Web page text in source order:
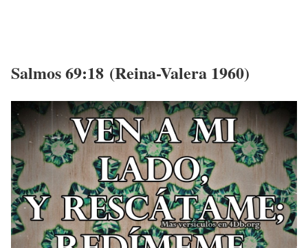
Salmos 69:18 (Reina-Valera 1960)